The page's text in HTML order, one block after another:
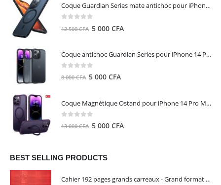
Coque Guardian Series mate antichoc pour iPhone 15 Pro Max avec Magsafe Noir - Torras
12 500CFA Le
500 CFA.
5 000 CFA
Coque antichoc Guardian Series pour iPhone 14 Pro Max - TORRAS
out of 5
8 000CFA Le
était :
8
000 CFA.
5 000 CFALe
est :
000 CFA.
Coque Magnétique Ostand pour iPhone 14 Pro Max - Violet Foncé - TORRAS
13 000CFA Le
était :
000 CFA.
5 000 CFA
000 CFA.
BEST SELLING PRODUCTS
Cahier 192 pages grands carreaux - Grand format - Brochure dos toilé - 24x32 cm - Papier blanc 90 g - Couverture carte pelliculée couleur aléatoire - Clairefontaine